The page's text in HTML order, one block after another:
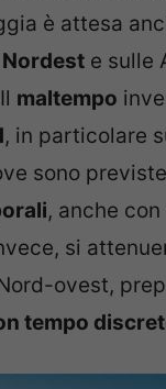
è attesa
e sulle
maltempo
, in particolare
sono previste
, anche con
si
ovest,
tempo